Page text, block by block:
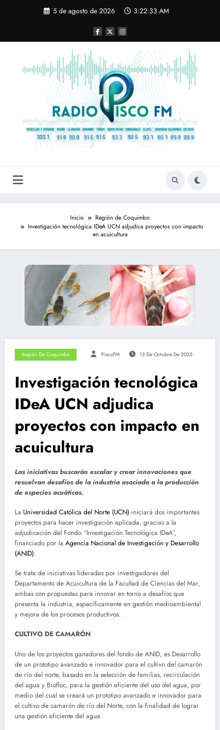
5 de agosto de 2026 3:22:34 AM
Inicio
Región de Coquimbo
Investigación tecnológica IDeA UCN adjudica proyectos con impacto
en acuicultura
Región De Coquimbo PiscoFM 13 De Octubre De 2025
Investigación tecnológica
IDeA UCN adjudica
proyectos con impacto en
acuicultura
Las iniciativas buscarán escalar y crear innovaciones que
resuelvan desafíos de la industria asociada a la producción
de especies acuáticas.
La Universidad Católica del Norte (UCN) iniciará dos importantes
proyectos para hacer investigación aplicada, gracias a la
adjudicación del Fondo “Investigación Tecnológica IDeA”,
financiado por la Agencia Nacional de Investigación y Desarrollo
(ANID).
Se trata de iniciativas lideradas por investigadores del
Departamento de Acuicultura de la Facultad de Ciencias del Mar,
ambas con propuestas para innovar en torno a desafíos que
presenta la industria, específicamente en gestión medioambiental
y mejora de los procesos productivos.
CULTIVO DE CAMARÓN
Uno de los proyectos ganadores del fondo de ANID, es Desarrollo
de un prototipo avanzado e innovador para el cultivo del camarón
de río del norte, basado en la selección de familias, recirculación
del agua y Biofloc, para la gestión eficiente del uso del agua, por
medio del cual se creará un prototipo avanzado e innovador para
el cultivo de camarón de río del Norte, con la finalidad de lograr
una gestión eficiente del agua.